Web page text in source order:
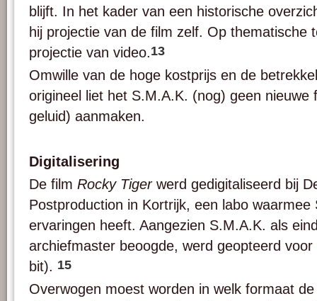
blijft. In het kader van een historische
hij projectie van de film zelf. Op thematische
projectie van video.13
Omwille van de hoge kostprijs en de
origineel liet het S.M.A.K. (nog) geen nieuwe
geluid) aanmaken.
Digitalisering
De film Rocky Tigerwerd gedigitaliseerd bij
Postproduction in Kortrijk, een labo waarmee
ervaringen heeft. Aangezien S.M.A.K. als
archiefmaster beoogde, werd geopteerd voor
bit). 15
Overwogen moest worden in welk formaat